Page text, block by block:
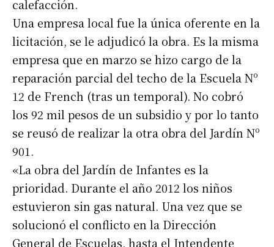
calefacción.
Una empresa local fue la única oferente en la
licitación, se le adjudicó la obra. Es la misma
empresa que en marzo se hizo cargo de la
reparación parcial del techo de la Escuela Nº
12 de French (tras un temporal). No cobró
los 92 mil pesos de un subsidio y por lo tanto
se reusó de realizar la otra obra del Jardín Nº
901.
«La obra del Jardín de Infantes es la
prioridad. Durante el año 2012 los niños
estuvieron sin gas natural. Una vez que se
solucionó el conflicto en la Dirección
General de Escuelas, hasta el Intendente